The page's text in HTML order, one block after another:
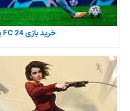
خرید بازی FC 24 برای PC